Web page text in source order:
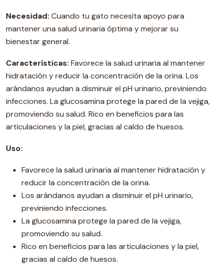
Necesidad: Cuando tu gato necesita apoyo para
mantener una salud urinaria óptima y mejorar su
bienestar general.
Características: Favorece la salud urinaria al mantener
hidratación y reducir la concentración de la orina. Los
arándanos ayudan a disminuir el pH urinario, previniendo
infecciones. La glucosamina protege la pared de la vejiga,
promoviendo su salud. Rico en beneficios para las
articulaciones y la piel, gracias al caldo de huesos.
Uso:
Favorece la salud urinaria al mantener hidratación y
reducir la concentración de la orina.
Los arándanos ayudan a disminuir el pH urinario,
previniendo infecciones.
La glucosamina protege la pared de la vejiga,
promoviendo su salud.
Rico en beneficios para las articulaciones y la piel,
gracias al caldo de huesos.